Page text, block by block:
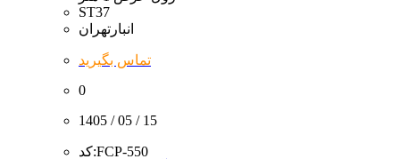
ST37
انبارتهران
تماس بگیرید
0
1405 / 05 / 15
کد:FCP-550